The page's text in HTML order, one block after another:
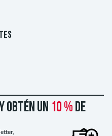
obtén un 10 % de